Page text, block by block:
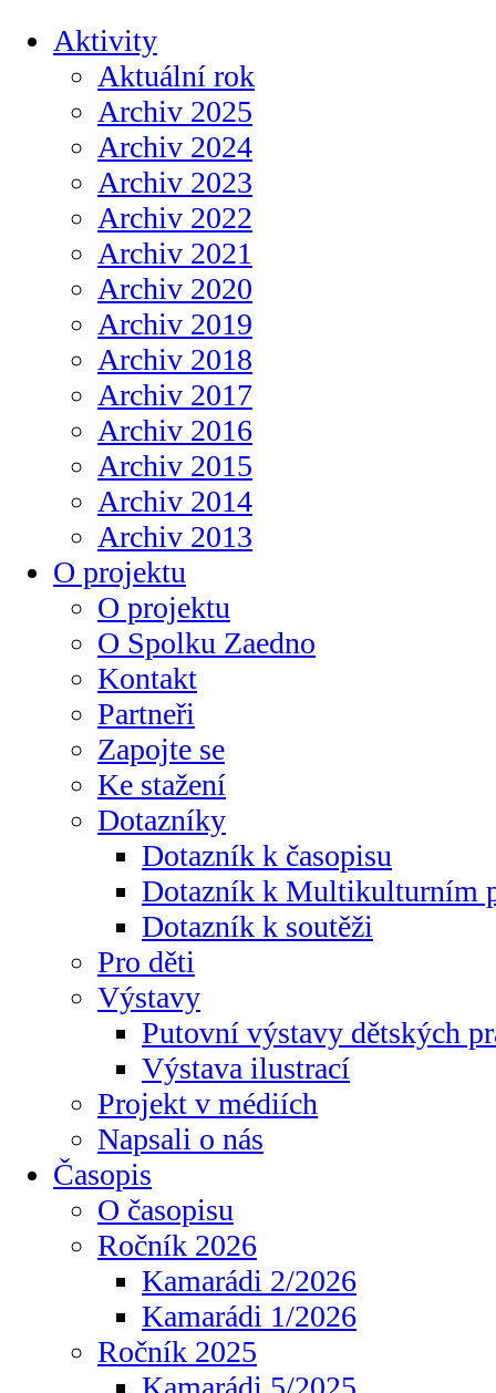
Aktivity
Aktuální rok
Archiv 2025
Archiv 2024
Archiv 2023
Archiv 2022
Archiv 2021
Archiv 2020
Archiv 2019
Archiv 2018
Archiv 2017
Archiv 2016
Archiv 2015
Archiv 2014
Archiv 2013
O projektu
O projektu
O Spolku Zaedno
Kontakt
Partneři
Zapojte se
Ke stažení
Dotazníky
Dotazník k časopisu
Dotazník k Multikulturním
Dotazník k soutěži
Pro děti
Výstavy
Putovní výstavy dětských
Výstava ilustrací
Projekt v médiích
Napsali o nás
Časopis
O časopisu
Ročník 2026
Kamarádi 2/2026
Kamarádi 1/2026
Ročník 2025